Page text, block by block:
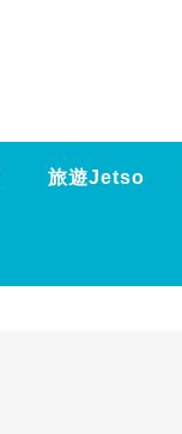
旅遊Jetso